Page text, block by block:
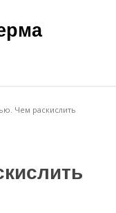
Чем раскислить